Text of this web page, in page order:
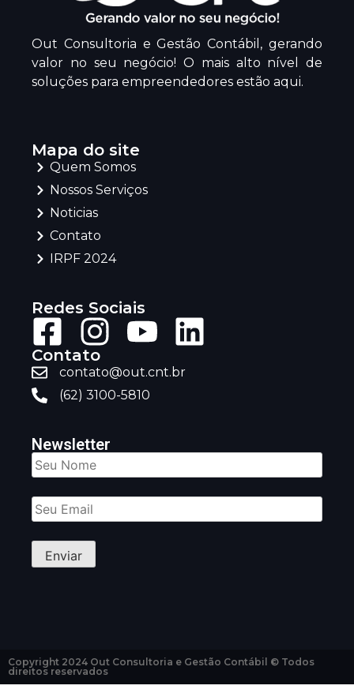
Out Consultoria e Gestão Contábil, gerando
valor no seu negócio! O mais alto nível de
soluções para empreendedores estão aqui.
Mapa do site
Quem Somos
Nossos Serviços
Noticias
Contato
IRPF 2024
Redes Sociais
Contato
contato@out.cnt.br
(62) 3100-5810
Newsletter
Copyright 2024 Out Consultoria e Gestão Contábil © Todos
direitos reservados